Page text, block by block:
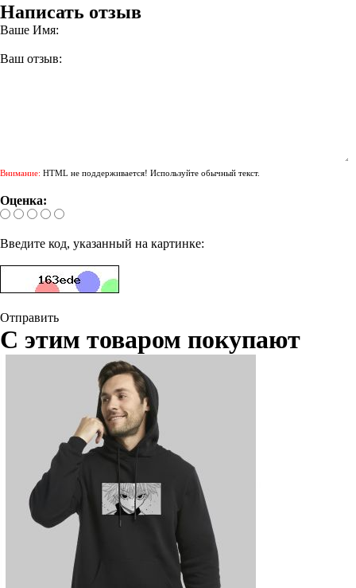
Написать отзыв
Ваше Имя:
Ваш отзыв:
Внимание: HTML не поддерживается! Используйте обычный текст.
Оценка:
Введите код, указанный на картинке:
Отправить
С этим товаром покупают